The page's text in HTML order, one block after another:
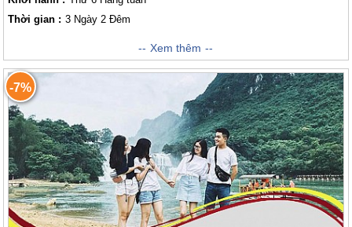
Thời gian : 3 Ngày 2 Đêm
Không chỉ có Hoa Tam Giác Mạch mà khách thăm quan có thể đi bất cứ
thời điểm nào vì mỗi mùa mảnh đất này lại mang một vẻ đẹp riêng biệt,
một màu sắc không trộn lẫn. Lúc là điểm nhấn với chợ tình Khâu Vai, khi
thì mùa Hoa Tam Giác Mạch trải dài những quả đồi. Rồi có thời điểm
mùa vàng, lúa chín rực những con đường xuyên thửa ruộng bậc thang kì
vĩ nằm lưng chừng núi hay những khoảnh khắc "Đá nở hoa" - hoa cải
vàng, hoa đào, hoa mận rực rỡ trên những mái nhà trình tường, bờ rào
đá người dân bản địa. Và đặc biệt những cung đường xuyên thung lũng,
những con đường "leo mây" cao vời vợi hay những đoạn đèo zic zắc -
luôn là điểm nhấn sâu đậm với mỗi Lữ khách . Hãy khám phá Cao
Nguyên Đá hùng vĩ và tươi đẹp này.
ĐIỂM NỔI BẬT TRONG CHƯƠNG TRÌNH
Ghé thăm Quản Bạ, được chiêm ngưỡng Núi Đôi Cô Tiên - “tác
phẩm nghệ thuật” của tạo hóa ban tặng cho vùng đất này.
Đến với Cao nguyên đá Đồng Văn nổi tiếng, tham quan Nhà của
Pao trong bối cảnh những thước phim nổi tiếng “Chuyện của Pao”
vang tiếng một thời.
Xem thêm
-7%